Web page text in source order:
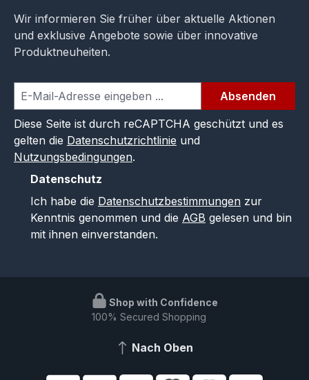
Wir informieren Sie früher über aktuelle Aktionen
und exklusive Angebote sowie über innovative
Produktneuheiten.
Absenden
Diese Seite ist durch reCAPTCHA geschützt und es
gelten die Datenschutzrichtlinie und
Nutzungsbedingungen.
Datenschutz
Ich habe die Datenschutzbestimmungen zur
Kenntnis genommen und die AGB gelesen und bin
mit ihnen einverstanden.
Shop with Confidence
100% Secured Shopping
Nach Oben